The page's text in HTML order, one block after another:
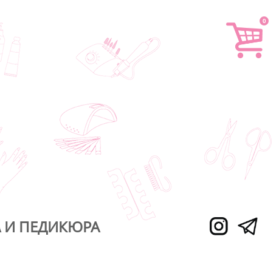
0
ПЕДИКЮРА